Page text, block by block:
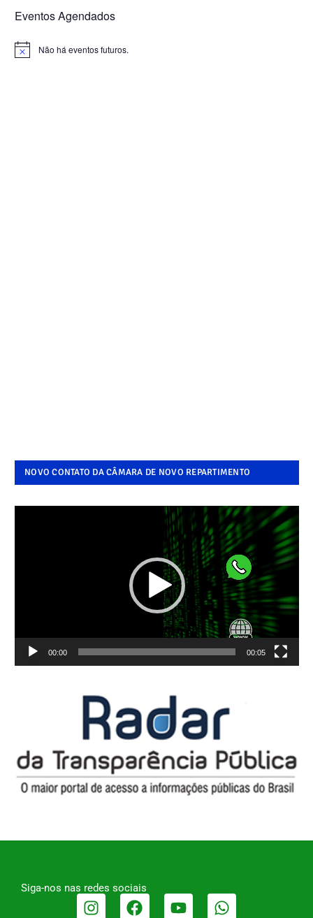
Eventos Agendados
Notice Não há eventos futuros.
NOVO CONTATO DA CÂMARA DE NOVO REPARTIMENTO
00:00 00:05
Siga-nos nas redes sociais